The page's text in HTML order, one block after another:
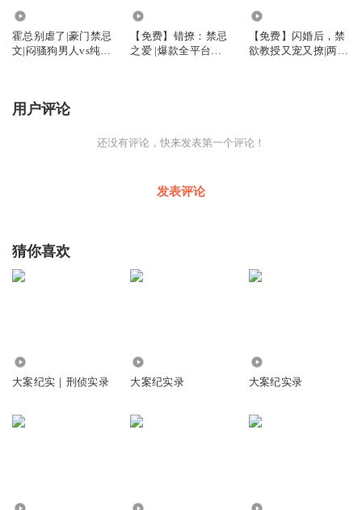
霍总别虐了|豪门禁忌
文|闷骚狗男人vs纯野
【免费】错撩：禁忌
之爱 |爆款全平台人
【免费】闪婚后，禁
欲教授又宠又撩|两
用户评论
还没有评论，快来发表第一个评论！
发表评论
猜你喜欢
大案纪实｜刑侦实录 大案纪实录 大案纪实录